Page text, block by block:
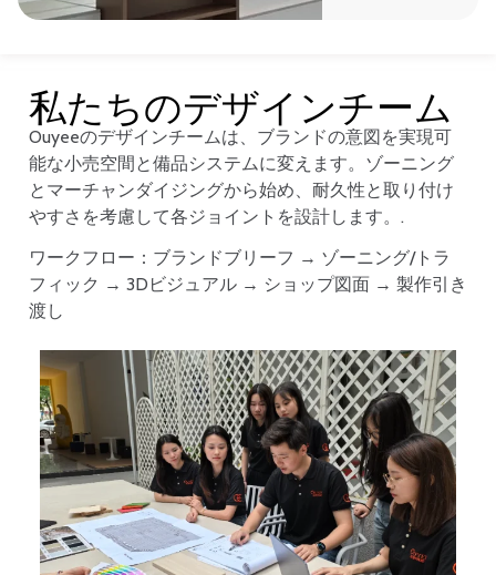
私たちのデザインチーム
Ouyeeのデザインチームは、ブランドの意図を実現可
能な小売空間と備品システムに変えます。ゾーニング
とマーチャンダイジングから始め、耐久性と取り付け
やすさを考慮して各ジョイントを設計します。.
ワークフロー：ブランドブリーフ → ゾーニング/トラ
フィック → 3Dビジュアル → ショップ図面 → 製作引き
渡し